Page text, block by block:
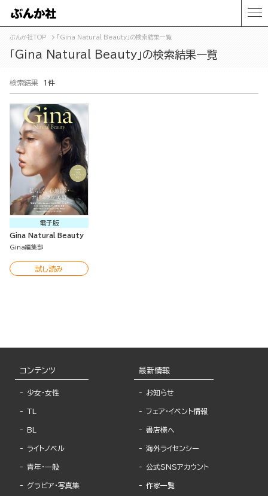
ぶんか社TOP 「Gina Natural Beauty」の検索結果一覧
「Gina Natural Beauty」の検索結果一覧
検索結果 1件
電子版
Gina Natural Beauty
Gina編集部
試し読み
コンテンツ
少女・女性
TL
BL
ライトノベル
青年・一般
グラビア・写真集
最新情報
お知らせ
フェア・イベント情報
書店様へ
海外ライセンシー
公式SNSアカウント
作家一覧